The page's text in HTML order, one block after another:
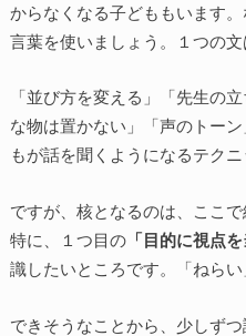
からなくなる子どももいます
言葉を使いましょう。１つの文
「並び方を変える」「先生の
な物は置かない」「声のトー
もが話を聞くようになるテク
ですが、核となるのは、ここで
特に、１つ目の「目的に視点を
識したいところです。「ねらい
できそうなことから、少しずつ